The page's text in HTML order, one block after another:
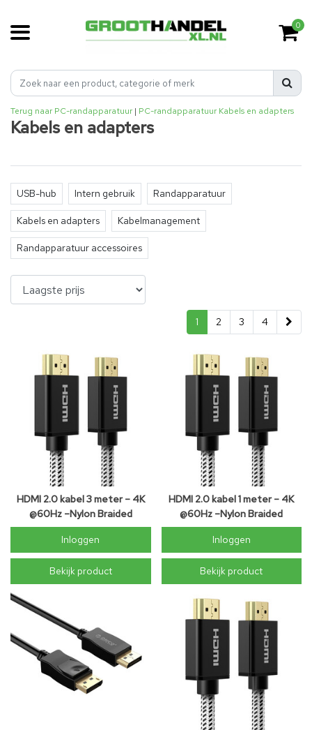
0
Terug naar PC-randapparatuur | PC-randapparatuur Kabels en adapters
Kabels en adapters
USB-hub Intern gebruik Randapparatuur
Kabels en adapters Kabelmanagement
Randapparatuur accessoires
1 2 3 4
HDMI 2.0 kabel 3 meter – 4K
@60Hz –Nylon Braided
Inloggen
Bekijk product
HDMI 2.0 kabel 1 meter – 4K
@60Hz –Nylon Braided
Inloggen
Bekijk product